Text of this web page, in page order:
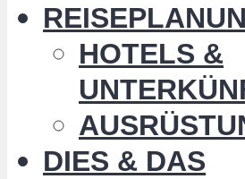
HOTELS &
DIES & DAS